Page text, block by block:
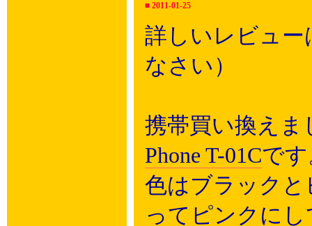
■ 2011-01-25
詳しいレビュ
なさい）
携帯買い換えま
Phone T-01Cで
色はブラック
ってピンクに